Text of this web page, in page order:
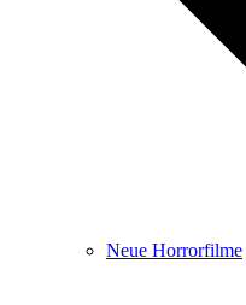
Neue Horrorfilme